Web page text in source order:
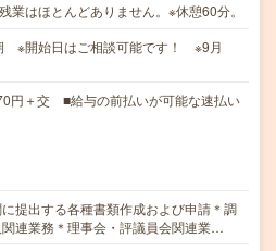
はほとんどありません。※休憩60分。
※開始日はご相談可能です！ ※9月
円＋交 ■給与の前払いが可能な速払い
提出する各種書類作成および申請＊調
連業務＊理事会・評議員会関連業…